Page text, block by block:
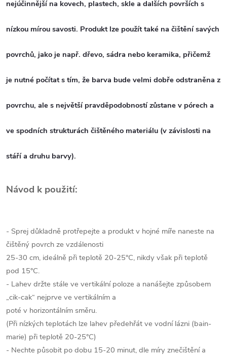
nejúčinnější na kovech, plastech, skle a dalších površích s
nízkou mírou savosti. Produkt lze použít také na čištění savých
povrchů, jako je např. dřevo, sádra nebo keramika, přičemž
je nutné počítat s tím, že barva bude velmi dobře odstraněna z
povrchu, ale s největší pravděpodobnostízůstane v pórech a
ve spodních strukturách čištěného materiálu (v závislosti na
stáří a druhu barvy).
Návod k použití:
- Sprej důkladně protřepejte a produkt v hojné míře naneste na
čištěný povrch ze vzdálenosti
25-30 cm, ideálně při teplotě 20-25°C, nikdy však při teplotě
pod 15°C.
- Lahev držte stále ve vertikální poloze a nanášejte způsobem
„cik-cak“ nejprve ve vertikálním a
poté v horizontálním směru.
(Při nízkých teplotách lze lahev předehřát ve vodní lázni (bain-
marie) při teplotě 20-25°C)
- Nechte působit po dobu 15-20 minut, dle míry znečištění a